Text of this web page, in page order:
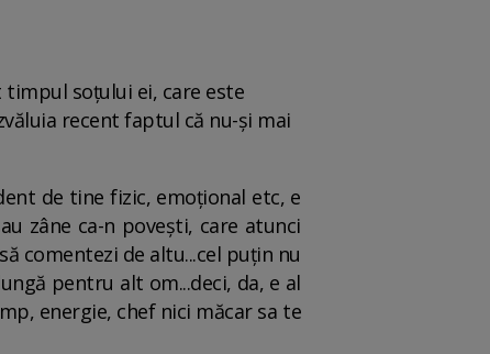
soțului ei, care este
recent faptul că nu-și mai
de tine fizic, emoțional etc, e
zâne ca-n povești, care atunci
comentezi de altu...cel puțin nu
pentru alt om...deci, da, e al
energie, chef nici măcar sa te